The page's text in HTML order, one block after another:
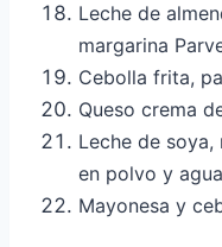
Leche de
margarina
Cebolla frita,
Queso crema
Leche de soya,
en polvo y
Mayonesa y